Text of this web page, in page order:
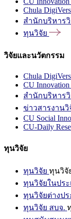
Chula
สำนักบริหาร
ทุนวิจัย
วิจัยและนวัตกรรม
Chula
CU
สำนักบริหาร
ข่าวสารงาน
CU Social
CU-Daily
ทุนวิจัย
ทุนวิจัย ทุนวิจั
ทุนวิจัยในประ
ทุนวิจัยต่างปร
ทุนวิจัย สบจ.